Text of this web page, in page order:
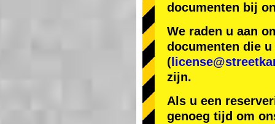
documenten bij
We raden u aan
documenten die
(
zijn.
Als u een
genoeg tijd om